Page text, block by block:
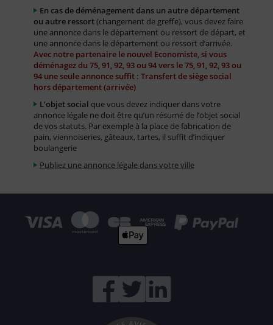
En cas de déménagement dans un autre département
ou autre ressort(changement de greffe), vous devez faire
une annonce dans le département ou ressort de départ, et
une annonce dans le département ou ressort d’arrivée.
Avec notre partenaire le nouvel Economiste, si vous
déménagez du 75, 91, 92, 93 ou 94 vers le 75, 91, 92, 93 ou
94 une seule annonce suffit : Transfert de siège social
hors département (arrivée)
L’objet social que vous devez indiquer dans votre
annonce légale ne doit être qu’un résumé de l’objet social
de vos statuts. Par exemple à la place de fabrication de
pain, viennoiseries, gâteaux, tartes, il suffit d’indiquer
boulangerie
Publiez une annonce légale dans votre ville